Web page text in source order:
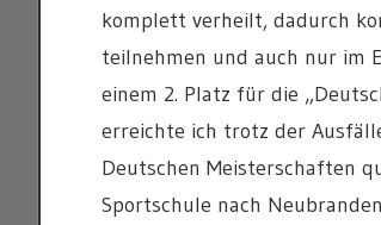
komplett verheilt, dadurch
teilnehmen und auch nur im
einem 2. Platz für die
erreichte ich trotz der
Deutschen Meisterschaften
Sportschule nach